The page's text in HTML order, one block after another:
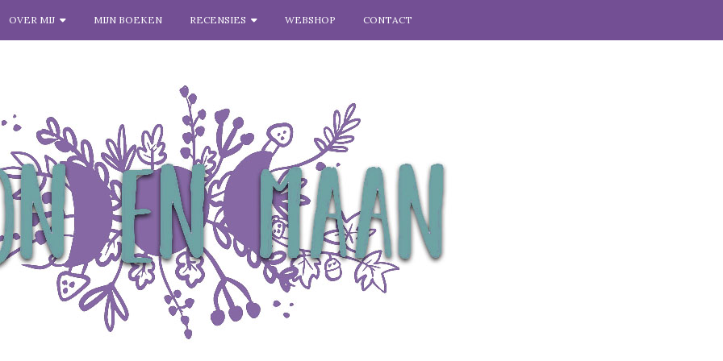
OVER MIJ MIJN BOEKEN RECENSIES WEBSHOP CONTACT